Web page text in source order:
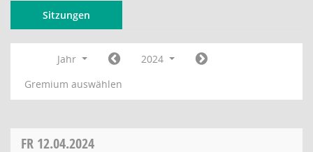
Sitzungen
Jahr
2024
Gremium auswählen
FR 12.04.2024